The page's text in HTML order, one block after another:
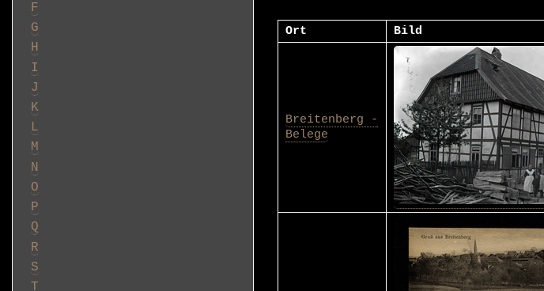
Ort Bild
Breitenberg -
Belege
F
G
H
I
J
K
L
M
N
O
P
Q
R
S
T